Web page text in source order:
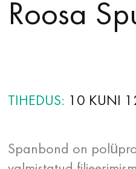
Roosa
TIHEDUS 10 KUNI
Spanbond on